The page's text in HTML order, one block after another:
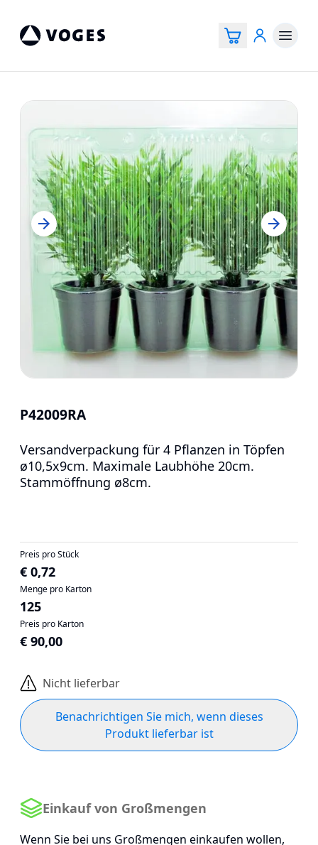
P42009RA
Versandverpackung für 4 Pflanzen in Töpfen
ø10,5x9cm. Maximale Laubhöhe 20cm.
Stammöffnung ø8cm.
Preis pro Stück
€ 0,72
Menge pro Karton
125
Preis pro Karton
€ 90,00
Nicht lieferbar
Benachrichtigen Sie mich, wenn dieses
Produkt lieferbar ist
Einkauf von Großmengen
Wenn Sie bei uns Großmengen einkaufen wollen,